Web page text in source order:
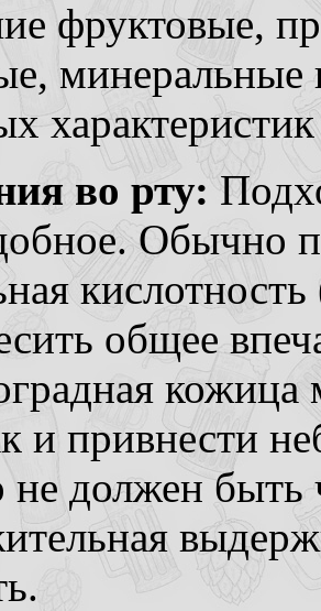
фруктовые,
во рту:
Обычно
общее
кожица
и привнести
не должен